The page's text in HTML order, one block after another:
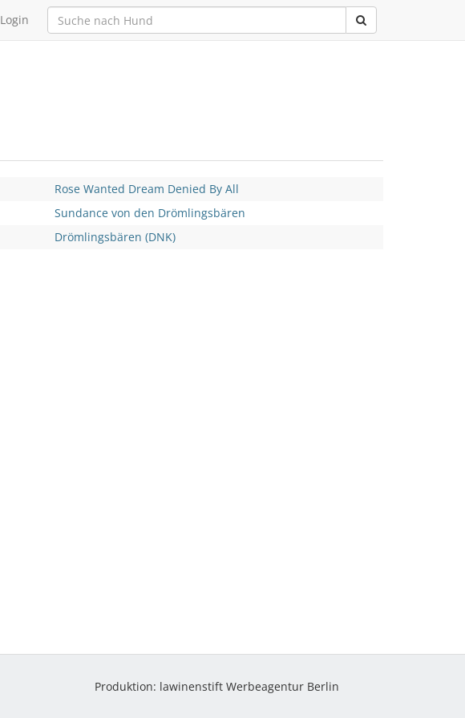
Login
Rose Wanted Dream Denied By All
Sundance von den Drömlingsbären
Drömlingsbären (DNK)
Produktion: lawinenstift Werbeagentur Berlin